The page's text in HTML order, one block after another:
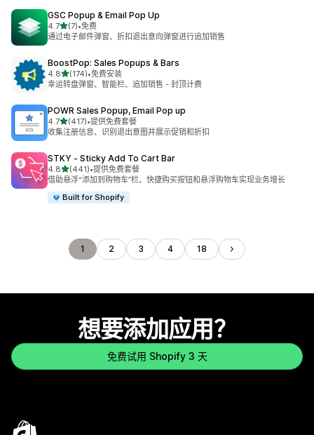
GSC Popup & Email Pop Up
4.7星（满分 5 星）
(7)
总共 7 条评论
•免费
通过电子邮件弹窗、折扣退出意向弹窗进行追加销售
BoostPop: Sales Popups & Bars
4.8星（满分 5 星）
(174)
总共 174 条评论
•免费安装
幸运转盘弹窗、智能栏、追加销售 - 封顶计费
POWR Sales Popup, Email Pop up
4.7星（满分 5 星）
(417)
总共 417 条评论
•提供免费套餐
收集注册信息、识别退出意图并展示促销和折扣
STKY ‑ Sticky Add To Cart Bar
4.8星（满分 5 星）
(441)
总共 441 条评论
•提供免费套餐
借助悬浮“添加到购物车”栏、快捷购买按钮和悬浮购物车实现业务增长
Built for Shopify
1 2 3 4 18
想要添加应用？
免费试用 Shopify 3 天